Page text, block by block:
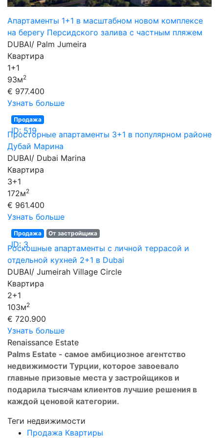
Апартаменты 1+1 в масштабном новом комплексе
на берегу Персидского залива с частным пляжем
DUBAI/ Palm Jumeira
Квартира
1+1
93м2
€ 977.400
Узнать больше
Продажа
ID: 519
Просторные апартаменты 3+1 в популярном районе
Дубай Марина
DUBAI/ Dubai Marina
Квартира
3+1
172м2
€ 961.400
Узнать больше
Продажа От застройщика
ID: 3
Роскошные апартаменты с личной террасой и
отдельной кухней 2+1 в Dubai
DUBAI/ Jumeirah Village Circle
Квартира
2+1
103м2
€ 720.900
Узнать больше
Renaissance Estate
Palms Estate - самое амбициозное агентство
недвижимости Турции, которое завоевало
главные призовые места у застройщиков и
подарила тысячам клиентов лучшие решения в
каждой ценовой категории.
Теги недвижимости
Продажа Квартиры